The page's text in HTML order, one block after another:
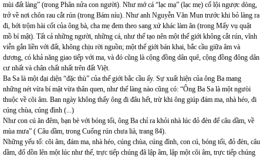
mùi đất làng” (trong Phân nửa con người). Như mớ cá “lạc mạ” (lạc mẹ) cố lội ngược dòng,
trở về nơi chôn rau cắt rún (trong Bám níu). Như anh Nguyễn Văn Mun trước khi bỏ làng ra
đi, bới trộm hài cốt của ông bà, cha mẹ đem theo sang xứ khác làm ăn (trong Mấy vụ quật
mồ bí mật). Tất cả những người, những cá, như thế tạo nên một thế giới không cắt rún, vĩnh
viễn gắn liền với đất, không chịu rời nguồn; một thế giới bán khai, bắc cầu giữa âm và
dương, có khả năng giao tiếp với ma, và đó cũng là cộng đồng dân quê, cộng đồng đông dân
cư nhất và chân chất nhất trên đất Việt.
Ba Sa là một đại diện “đặc thù” của thế giới bắc cầu ấy. Sự xuất hiện của ông Ba mang
những nét vừa bí mật vừa thân quen, như thể làng nào cũng có: “Ông Ba Sa là một ngưòi
thuộc về cõi âm. Ban ngày không thấy ông đi đâu hết, trừ khi ông giúp đám ma, nhà héo, đi
cúng chùa, cúng đình (...)
Như con cú ăn đêm, bạn bè với bóng tối, ông Ba chỉ ra khỏi nhà lúc đỏ đèn để câu dầm, về
mùa mưa” ( Câu dầm, trong Cuống rún chưa lià, trang 84).
Những yếu tố: cõi âm, đám ma, nhà héo, cúng chùa, cúng đình, con cú, bóng tối, đỏ đèn, câu
dầm, đổ dồn lên một lúc như thế, trực tiếp chúng đã lập âm, lập một cõi âm, trực tiếp chúng